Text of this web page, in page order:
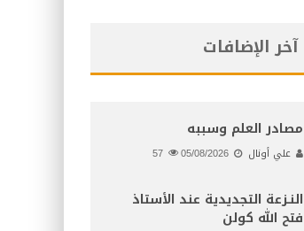
آخر الإضافات
مصادر العلم وسببه
علي أونال 05/08/2026
النـزعة التجديدية عند الأستاذ
فتح الله كولن